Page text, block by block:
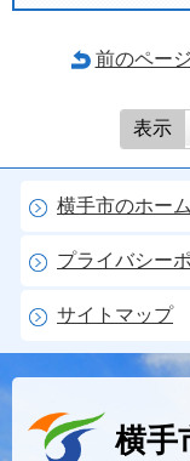
前のペー
表示
横手市のホー
プライバシー
サイトマップ
横手